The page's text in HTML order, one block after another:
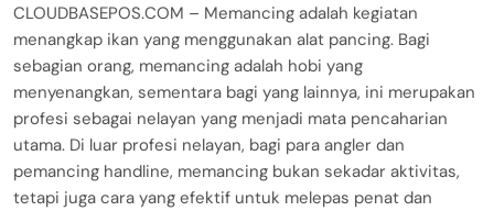
CLOUDBASEPOS.COM – Memancing adalah kegiatan
menangkap ikan yang menggunakan alat pancing. Bagi
sebagian orang, memancing adalah hobi yang
menyenangkan, sementara bagi yang lainnya, ini merupakan
profesi sebagai nelayan yang menjadi mata pencaharian
utama. Di luar profesi nelayan, bagi para angler dan
pemancing handline, memancing bukan sekadar aktivitas,
tetapi juga cara yang efektif untuk melepas penat dan